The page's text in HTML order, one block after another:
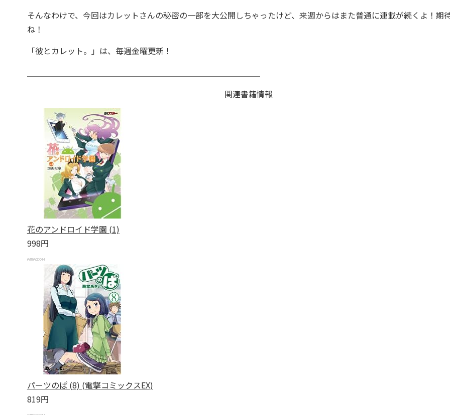
そんなわけで、今回はカレットさんの秘密の一部を大公開しちゃったけど、来週からはまた普通に連載が続くよ！期
ね！
「彼とカレット。」は、毎週金曜更新！
関連書籍情報
花のアンドロイド学園 (1)
998円
パーツのぱ (8) (電撃コミックスEX)
819円